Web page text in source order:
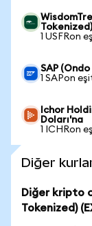
1 USFRon
SAP
1 SAPon
Ichor
Doları'na
1 ICHRon
Diğer
Diğer kripto
Tokenized)